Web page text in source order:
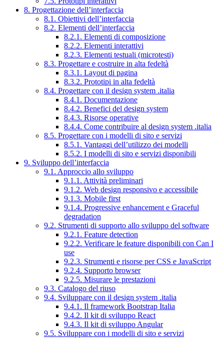
8. Progettazione dell’interfaccia
8.1. Obiettivi dell’interfaccia
8.2. Elementi dell’interfaccia
8.2.1. Elementi di composizione
8.2.2. Elementi interattivi
8.2.3. Elementi testuali (microtesti)
8.3. Progettare e costruire in alta fedeltà
8.3.1. Layout di pagina
8.3.2. Prototipi in alta fedeltà
8.4. Progettare con il design system .italia
8.4.1. Documentazione
8.4.2. Benefici del design system
8.4.3. Risorse operative
8.4.4. Come contribuire al design system .italia
8.5. Progettare con i modelli di sito e servizi
8.5.1. Vantaggi dell’utilizzo dei modelli
8.5.2. I modelli di sito e servizi disponibili
9. Sviluppo dell’interfaccia
9.1. Approccio allo sviluppo
9.1.1. Attività preliminari
9.1.2. Web design responsivo e accessibile
9.1.3. Mobile first
9.1.4. Progressive enhancement e Graceful
degradation
9.2. Strumenti di supporto allo sviluppo del software
9.2.1. Feature detection
9.2.2. Verificare le feature disponibili con Can I
use
9.2.3. Strumenti e risorse per CSS e JavaScript
9.2.4. Supporto browser
9.2.5. Misurare le prestazioni
9.3. Catalogo del riuso
9.4. Sviluppare con il design system .italia
9.4.1. Il framework Bootstrap Italia
9.4.2. Il kit di sviluppo React
9.4.3. Il kit di sviluppo Angular
9.5. Sviluppare con i modelli di sito e servizi